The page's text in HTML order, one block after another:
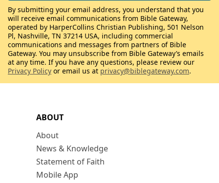
ABOUT
About
News & Knowledge
Statement of Faith
Mobile App
By submitting your email address, you understand that you
will receive email communications from Bible Gateway,
operated by HarperCollins Christian Publishing, 501 Nelson
Pl, Nashville, TN 37214 USA, including commercial
communications and messages from partners of Bible
Gateway. You may unsubscribe from Bible Gateway’s emails
at any time. If you have any questions, please review our
Privacy Policy or email us at privacy@biblegateway.com.